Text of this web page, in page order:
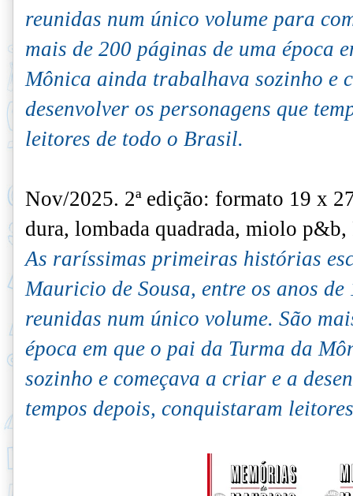
reunidas num único volume para
mais de 200 páginas de uma época
Mônica ainda trabalhava sozinho e
desenvolver os personagens que
leitores de todo o Brasil.
Nov/2025. 2ª edição: formato 19 x
dura, lombada quadrada, miolo
As raríssimas primeiras histórias
Mauricio de Sousa, entre os anos
reunidas num único volume. São
época em que o pai da Turma da
sozinho e começava a criar e a
tempos depois, conquistaram